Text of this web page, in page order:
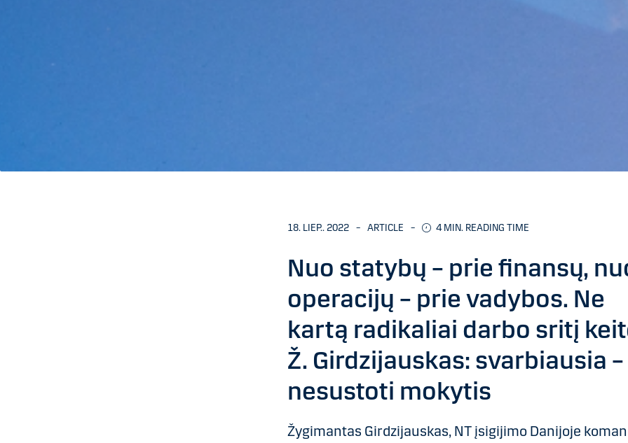
18. LIEP.. 2022 – ARTICLE – 4 MIN. READING TIME
Nuo statybų – prie finansų,
operacijų – prie vadybos. Ne
kartą radikaliai darbo sritį
Ž. Girdzijauskas: svarbiausia –
nesustoti mokytis
Žygimantas Girdzijauskas, NT įsigijimo Danijoje